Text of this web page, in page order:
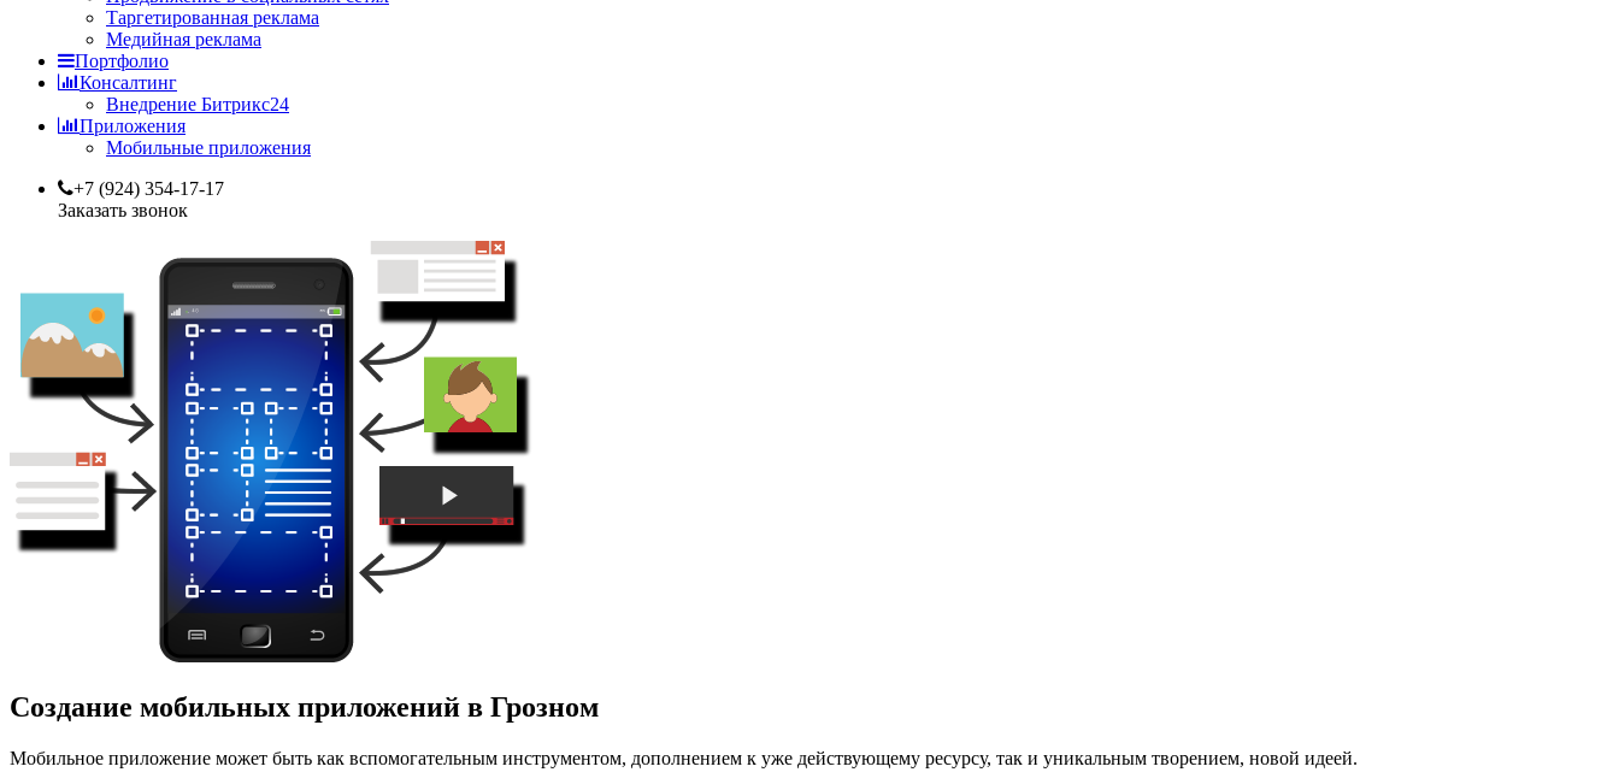
Таргетированная реклама
Медийная реклама
Портфолио
Консалтинг
Внедрение Битрикс24
Приложения
Мобильные приложения
+7 (924) 354-17-17
Заказать звонок
Создание мобильных приложений в Грозном
Мобильное приложение может быть как вспомогательным инструментом, дополнением к уже действующему ресурсу, так и уникальным творением, новой идеей.